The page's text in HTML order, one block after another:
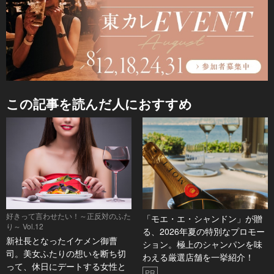
この記事を読んだ人におすすめ
好きって言わせたい！～正反対のふた
り～ Vol.12
新社長となったイケメン御曹
司。美女ふたりの想いを断ち切
って、休日にデートする女性と
「モエ・エ・シャンドン」が贈
る、2026年夏の特別なプロモー
ション。極上のシャンパンを味
わえる厳選店舗を一挙紹介！